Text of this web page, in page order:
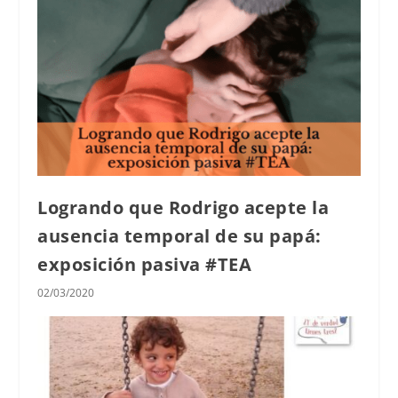
Logrando que Rodrigo acepte la
ausencia temporal de su papá:
exposición pasiva #TEA
02/03/2020